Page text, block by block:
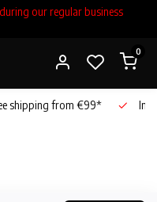
our regular business
0
shipping from €99*